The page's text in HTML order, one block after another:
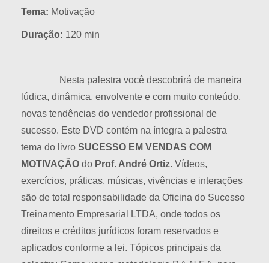
Tema: Motivação
Duração: 120 min
Nesta palestra você descobrirá de maneira
lúdica, dinâmica, envolvente e com muito conteúdo,
novas tendências do vendedor profissional de
sucesso. Este DVD contém na íntegra a palestra
tema do livro SUCESSO EM VENDAS COM
MOTIVAÇÃO do Prof. André Ortiz. Vídeos,
exercícios, práticas, músicas, vivências e interações
são de total responsabilidade da Oficina do Sucesso
Treinamento Empresarial LTDA, onde todos os
direitos e créditos jurídicos foram reservados e
aplicados conforme a lei. Tópicos principais da